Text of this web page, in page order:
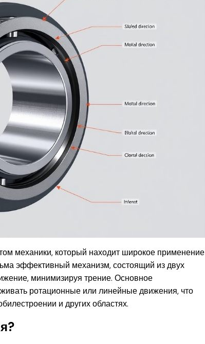
механики, который находит широкое применение
эффективный механизм, состоящий из двух
минимизируя трение. Основное
ротационные или линейные движения, что
и других областях.